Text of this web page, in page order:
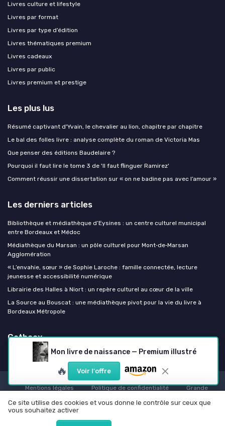
Mon livre de naissance — Premium illustré
🔥 Voir l'offre
Livres culture et lifestyle
Livres par format
Livres par type d’édition
Livres thématiques premium
Livres cadeaux
Livres par public
Livres premium et prestige
Les plus lus
Résumé captivant d'Yvain, le chevalier au lion, chapitre par chapitre
Le bal des folles livre : analyse complète du roman de Victoria Mas
Que penser des éditions Baudelaire ?
Pourquoi il faut lire le tome 3 de 'Il faut flinguer Ramirez'
Comment réussir une dissertation sur « on ne badine pas avec l’amour »
Les derniers articles
Bibliothèque et médiathèque d’Eysines : un centre culturel municipal
entre Bordeaux et Médoc
Médiathèque du Marsan : un pôle culturel pour Mont‑de‑Marsan
Agglomération
« L’envahie, sœur » de Sophie Laroche : famille connectée, lecture
jeunesse et accessibilité numérique
Librairie des Halles à Niort : un repère culturel au cœur de la ville
La Source au Bouscat : une médiathèque pivot pour la vie du livre à
Bordeaux Métropole
Getboox
Mentions légales Politique de confidentialité
Grande
Ce site utilise des cookies et vous donne le contrôle sur ceux que
vous souhaitez activer